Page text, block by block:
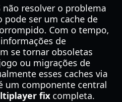
não resolver o problema
ser um cache de
Com o tempo,
de
se tornar obsoletas
ou migrações de
esses caches via
um componente central
fix completa.